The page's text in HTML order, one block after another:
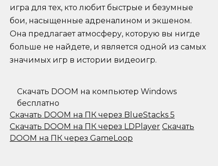
игра для тех, кто любит быстрые и безумные
бои, насыщенные адреналином и экшеном.
Она предлагает атмосферу, которую вы нигде
больше не найдете, и является одной из самых
значимых игр в истории видеоигр.
Скачать DOOM на компьютер Windows
бесплатно
Скачать DOOM на ПК через BlueStacks 5
Скачать DOOM на ПК через LDPlayer Скачать
DOOM на ПК через GameLoop